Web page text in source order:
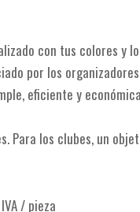
con tus colores y
por los
eficiente y
Para los clubes, un
/ pieza